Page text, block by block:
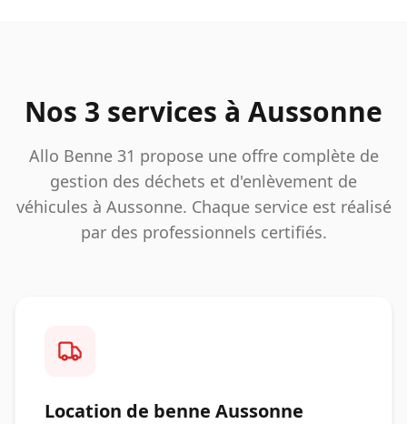
Nos 3 services à Aussonne
Allo Benne 31 propose une offre complète de
gestion des déchets et d'enlèvement de
véhicules à Aussonne. Chaque service est réalisé
par des professionnels certifiés.
Location de benne Aussonne